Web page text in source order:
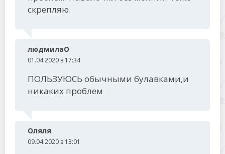
скрепляю.
людмилаО
01.04.2020 в 17:34
ПОЛЬЗУЮСЬ обычными булавками,и
никаких проблем
Оляля
09.04.2020 в 13:01